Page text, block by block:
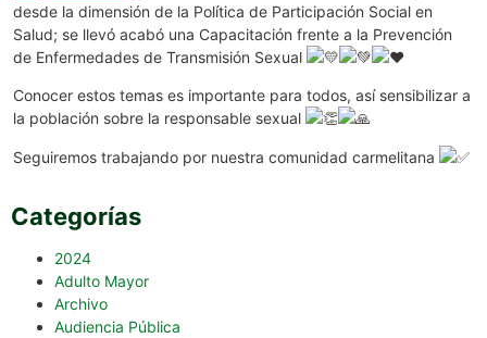
desde la dimensión de la Política de Participación Social en
Salud; se llevó acabó una Capacitación frente a la Prevención
de Enfermedades de Transmisión Sexual
Conocer estos temas es importante para todos, así sensibilizar a
la población sobre la responsable sexual
Seguiremos trabajando por nuestra comunidad carmelitana
Categorías
2024
Adulto Mayor
Archivo
Audiencia Pública